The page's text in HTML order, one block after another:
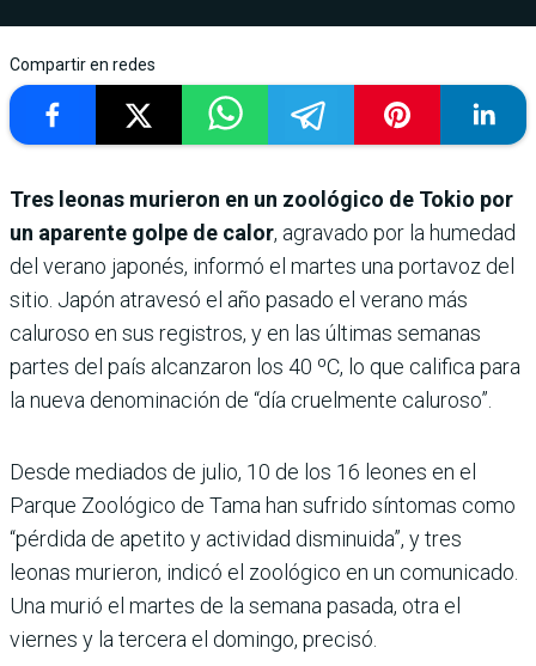
Compartir en redes
Tres leonas murieron en un zoológico de Tokio por
un aparente golpe de calor, agravado por la humedad
del verano japonés, informó el martes una portavoz del
sitio. Japón atravesó el año pasado el verano más
caluroso en sus registros, y en las últimas semanas
partes del país alcanzaron los 40 ºC, lo que califica para
la nueva denominación de “día cruelmente caluroso”.
Desde mediados de julio, 10 de los 16 leones en el
Parque Zoológico de Tama han sufrido síntomas como
“pérdida de apetito y actividad disminuida”, y tres
leonas murieron, indicó el zoológico en un comunicado.
Una murió el martes de la semana pasada, otra el
viernes y la tercera el domingo, precisó.